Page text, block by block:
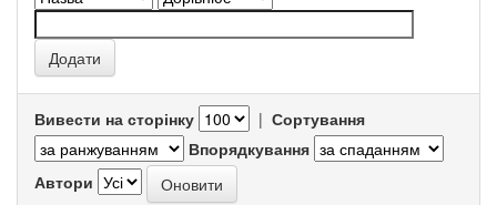
Вивести на сторінку | Сортування
Впорядкування
Автори